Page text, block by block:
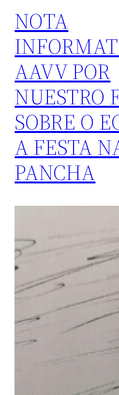
NOTA
AAVV POR
NUESTRO
SOBRE O
A FESTA
PANCHA